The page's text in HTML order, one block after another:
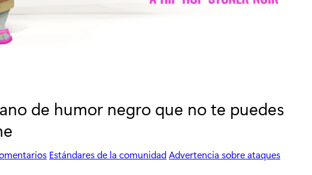
de humor negro que no te puedes
Estándares de la comunidadAdvertencia sobre ataques